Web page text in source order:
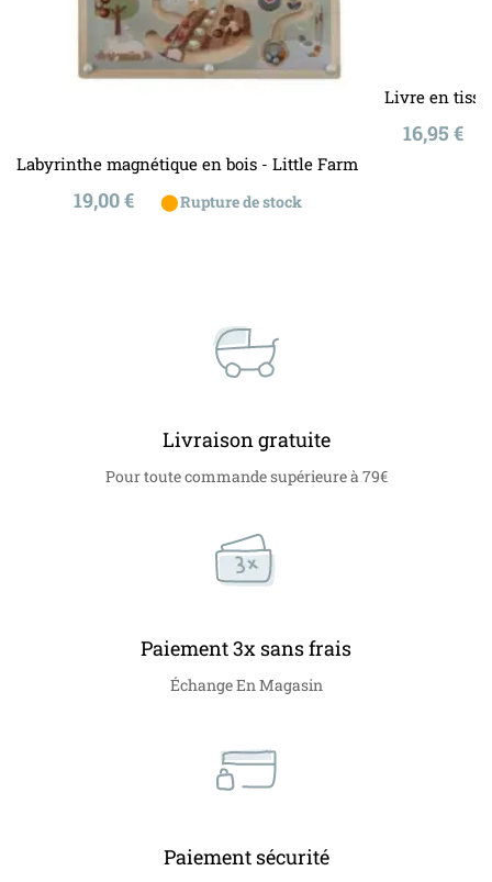
Labyrinthe magnétique en bois - Little Farm
Prix
19,00 € ⬤Rupture de stock
Livre en
Prix
16,95 €
Livraison gratuite
Pour toute commande supérieure à 79€
Paiement 3x sans frais
Échange En Magasin
Paiement sécurité